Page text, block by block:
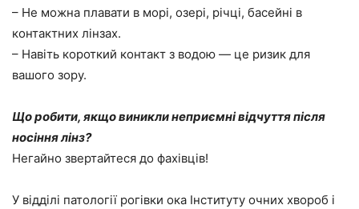
– Не можна плавати в морі, озері, річці, басейні в
контактних лінзах.
– Навіть короткий контакт з водою — це ризик для
вашого зору.
Що робити, якщо виникли неприємні відчуття після
носіння лінз?
Негайно звертайтеся до фахівців!
У відділі патології рогівки ока Інституту очних хвороб і